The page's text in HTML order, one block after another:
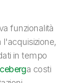
integrazione di Qlik
dei dati.
piano di analytics.
funzionalità
l'acquisizione,
in tempo
a costi